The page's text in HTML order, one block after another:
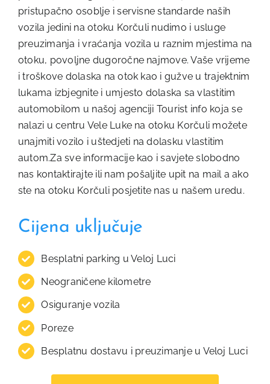
pristupačno osoblje i servisne standarde naših
vozila jedini na otoku Korčuli nudimo i usluge
preuzimanja i vraćanja vozila u raznim mjestima na
otoku, povoljne dugoročne najmove. Vaše vrijeme
i troškove dolaska na otok kao i gužve u trajektnim
lukama izbjegnite i umjesto dolaska sa vlastitim
automobilom u našoj agenciji Tourist info koja se
nalazi u centru Vele Luke na otoku Korčuli možete
unajmiti vozilo i uštedjeti na dolasku vlastitim
autom.Za sve informacije kao i savjete slobodno
nas kontaktirajte ili nam pošaljite upit na mail a ako
ste na otoku Korčuli posjetite nas u našem uredu.
Cijena uključuje
Besplatni parking u Veloj Luci
Neograničene kilometre
Osiguranje vozila
Poreze
Besplatnu dostavu i preuzimanje u Veloj Luci